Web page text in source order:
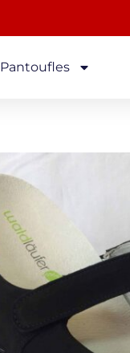
Pantoufles